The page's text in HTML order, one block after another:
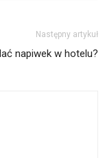
Następny artykuł
napiwek w hotelu?